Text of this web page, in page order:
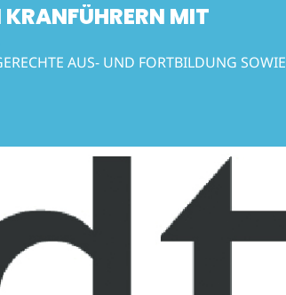
MIT
AUS- UND FORTBILDUNG SOWIE